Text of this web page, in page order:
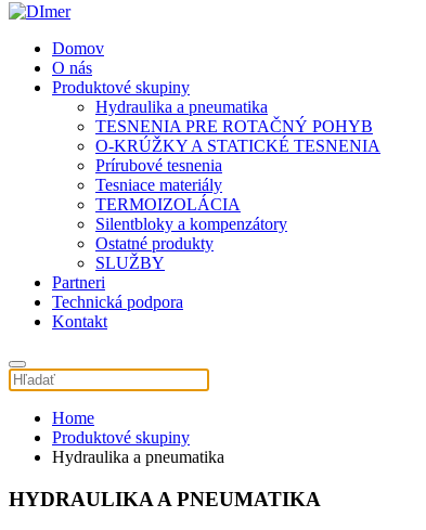
Domov
O nás
Produktové skupiny
Hydraulika a pneumatika
TESNENIA PRE ROTAČNÝ POHYB
O-KRÚŽKY A STATICKÉ TESNENIA
Prírubové tesnenia
Tesniace materiály
TERMOIZOLÁCIA
Silentbloky a kompenzátory
Ostatné produkty
SLUŽBY
Partneri
Technická podpora
Kontakt
Home
Produktové skupiny
Hydraulika a pneumatika
HYDRAULIKA A PNEUMATIKA